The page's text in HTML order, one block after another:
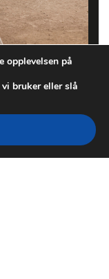
opplevelsen på
bruker eller slå